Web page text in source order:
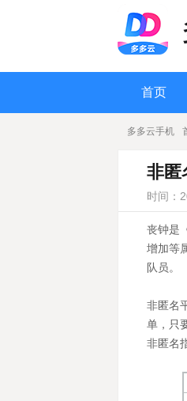
首页
多多云手机
非匿
时间：
丧钟是
增加等
队员。
非匿名
单，只
非匿名